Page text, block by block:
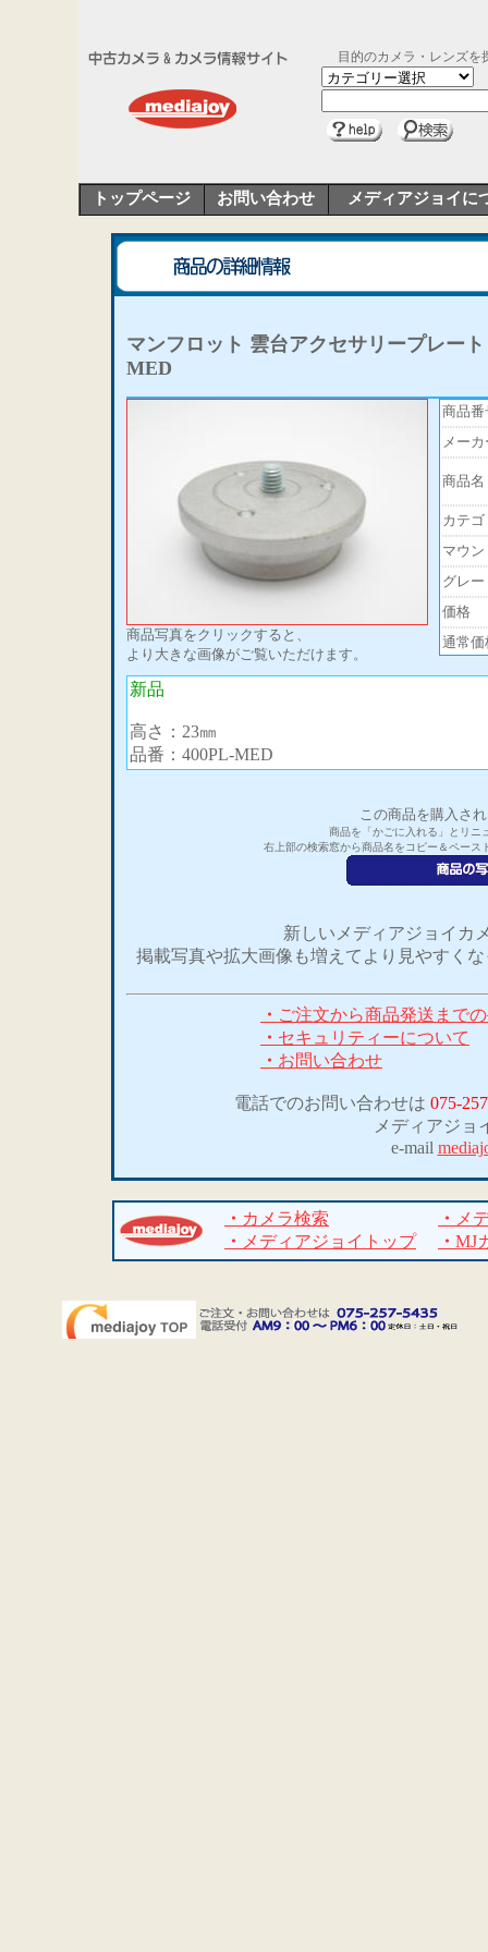
目的のカメラ・レンズを
トップページ お問い合わせ メディアジョイに
マンフロット 雲台アクセサリープレー
MED
商品写真をクリックすると、
より大きな画像がご覧いただけます。
商品番
メーカ
商品名
カテゴ
マウ
グレー
価格
通常価
新品
高さ：23㎜
品番：400PL-MED
この商品を購入さ
商品を「かごに入れる」とリニ
右上部の検索窓から商品名をコピー＆ペース
新しいメディアジョイカ
掲載写真や拡大画像も増えてより見やすく
・ ご注文から商品発送まで
・ セキュリティーについて
・ お問い合わせ
電話でのお問い合わせは 075-
メディアジョ
e-mail
・ カメラ検索 ・ メ
・ メディアジョイトップ ・ MJ